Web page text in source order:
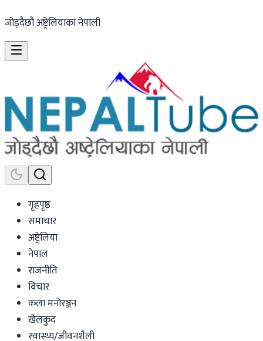
जोड्दैछौ अष्ट्रेलियाका नेपाली
गृहपृष्ठ
समाचार
अष्ट्रेलिया
नेपाल
राजनीति
विचार
कला मनोरञ्जन
खेलकुद
स्वास्थ्य/जीवनशैली